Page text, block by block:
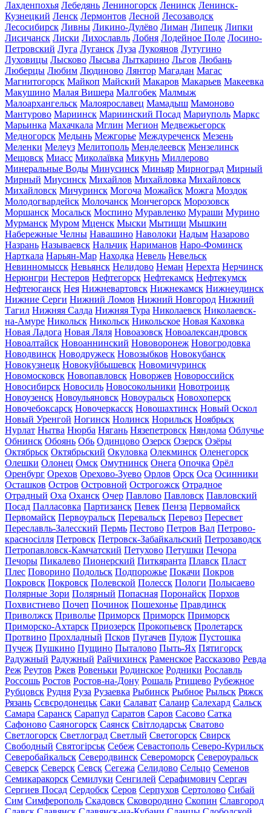
Лахденпохья Лебедянь Лениногорск Ленинск Ленинск-
Кузнецкий Ленск Лермонтов Лесной Лесозаводск
Лесосибирск Ливны Ликино-Дулёво Лиман Липецк Липки
Лисичанск Лиски Лихославль Лобня Лодейное Поле Лосино-
Петровский Луга Луганск Луза Лукоянов Лутугино
Луховицы Лысково Лысьва Лыткарино Льгов Любань
Люберцы Любим Людиново Лянтор Магадан Магас
Магнитогорск Майкоп Майский Макаров Макарьев Макеевка
Макушино Малая Вишера Малгобек Малмыж
Малоархангельск Малоярославец Мамадыш Мамоново
Мантурово Мариинск Мариинский Посад Мариуполь Маркс
Марьинка Махачкала Мглин Мегион Медвежьегорск
Медногорск Медынь Межгорье Междуреченск Мезень
Меленки Мелеуз Мелитополь Менделеевск Мензелинск
Мещовск Миасс Миколаївка Микунь Миллерово
Минеральные Воды Минусинск Миньяр Мирноград Мирный
Мирный Миусинск Михайлов Михайловка Михайловск
Михайловск Мичуринск Могоча Можайск Можга Моздок
Молодогвардейск Молочанск Мончегорск Морозовск
Моршанск Мосальск Моспино Муравленко Мураши Мурино
Мурманск Муром Мценск Мыски Мытищи Мышкин
Набережные Челны Навашино Наволоки Надым Назарово
Назрань Называевск Нальчик Нариманов Наро-Фоминск
Нарткала Нарьян-Мар Находка Невель Невельск
Невинномысск Невьянск Нелидово Неман Нерехта Нерчинск
Нерюнгри Нестеров Нефтегорск Нефтекамск Нефтекумск
Нефтеюганск Нея Нижневартовск Нижнекамск Нижнеудинск
Нижние Серги Нижний Ломов Нижний Новгород Нижний
Тагил Нижняя Салда Нижняя Тура Николаевск Николаевск-
на-Амуре Никольск Никольск Никольское Новая Каховка
Новая Ладога Новая Ляля Новоазовск Новоалександровск
Новоалтайск Новоаннинский Нововоронеж Новогродовка
Новодвинск Новодружеск Новозыбков Новокубанск
Новокузнецк Новокуйбышевск Новомичуринск
Новомосковск Новопавловск Новоржев Новороссийск
Новосибирск Новосиль Новосокольники Новотроицк
Новоузенск Новоульяновск Новоуральск Новохоперск
Новочебоксарск Новочеркасск Новошахтинск Новый Оскол
Новый Уренгой Ногинск Нолинск Норильск Ноябрьск
Нурлат Нытва Нюрба Нягань Нязепетровск Няндома Облучье
Обнинск Обоянь Обь Одинцово Озерск Озерск Озёры
Октябрьск Октябрьский Окуловка Олекминск Оленегорск
Олешки Олонец Омск Омутнинск Онега Опочка Орёл
Оренбург Орехов Орехово-Зуево Орлов Орск Оса Осинники
Осташков Остров Островной Острогожск Отрадное
Отрадный Оха Оханск Очер Павлово Павловск Павловский
Посад Палласовка Партизанск Певек Пенза Первомайск
Первомайск Первоуральск Перевальск Перевоз Пересвет
Переславль-Залесский Пермь Пестово Петров Вал Петрово-
красносілля Петровск Петровск-Забайкальский Петрозаводск
Петропавловск-Камчатский Петухово Петушки Печора
Печоры Пикалево Пионерский Питкяранта Плавск Пласт
Плес Поворино Подольск Подпорожье Покачи Покров
Покровск Покровск Полевской Полесск Пологи Полысаево
Полярные Зори Полярный Попасная Поронайск Порхов
Похвистнево Почеп Починок Пошехонье Правдинск
Приволжск Приволье Приморск Приморск Приморск
Приморско-Ахтарск Приозерск Прокопьевск Пролетарск
Протвино Прохладный Псков Пугачев Пудож Пустошка
Пучеж Пушкино Пущино Пыталово Пыть-Ях Пятигорск
Радужный Радужный Райчихинск Раменское Рассказово Ревда
Реж Реутов Ржев Ровеньки Родинское Родники Рославль
Россошь Ростов Ростов-на-Дону Рошаль Ртищево Рубежное
Рубцовск Рудня Руза Рузаевка Рыбинск Рыбное Рыльск Ряжск
Рязань Сєвєродонецьк Саки Салават Салаир Салехард Сальск
Самара Саранск Сарапул Саратов Саров Сасово Сатка
Сафоново Саяногорск Саянск Світлодарськ Сватово
Светлогорск Светлоград Светлый Светогорск Свирск
Свободный Святогірськ Себеж Севастополь Северо-Курильск
Северобайкальск Северодвинск Североморск Североуральск
Северск Северск Севск Сегежа Селидово Сельцо Семенов
Семикаракорск Семилуки Сенгилей Серафимович Сергач
Сергиев Посад Сердобск Серов Серпухов Сертолово Сибай
Сим Симферополь Скадовск Сковородино Скопин Славгород